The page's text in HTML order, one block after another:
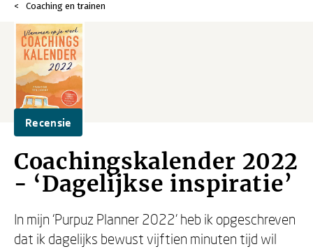
Coaching en trainen
Recensie
Coachingskalender 2022
- ‘Dagelijkse inspiratie’
In mijn ‘Purpuz Planner 2022’ heb ik opgeschreven
dat ik dagelijks bewust vijftien minuten tijd wil